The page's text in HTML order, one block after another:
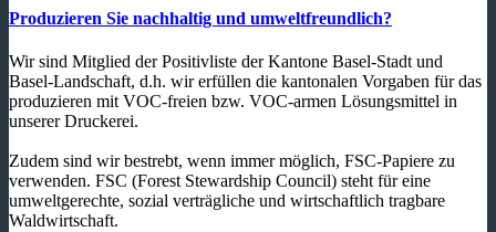
Produzieren Sie nachhaltig und umweltfreundlich?
Wir sind Mitglied der Positivliste der Kantone Basel-Stadt und
Basel-Landschaft, d.h. wir erfüllen die kantonalen Vorgaben für das
produzieren mit VOC-freien bzw. VOC-armen Lösungsmittel in
unserer Druckerei.
Zudem sind wir bestrebt, wenn immer möglich, FSC-Papiere zu
verwenden. FSC (Forest Stewardship Council) steht für eine
umweltgerechte, sozial verträgliche und wirtschaftlich tragbare
Waldwirtschaft.